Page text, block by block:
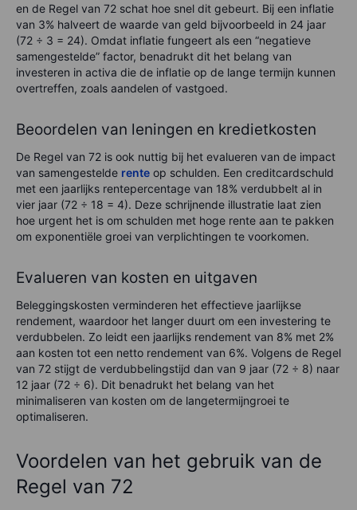
en de Regel van 72 schat hoe snel dit gebeurt. Bij een inflatie
van 3% halveert de waarde van geld bijvoorbeeld in 24 jaar
(72 ÷ 3 = 24). Omdat inflatie fungeert als een “negatieve
samengestelde” factor, benadrukt dit het belang van
investeren in activa die de inflatie op de lange termijn kunnen
overtreffen, zoals aandelen of vastgoed.
Beoordelen van leningen en kredietkosten
De Regel van 72 is ook nuttig bij het evalueren van de impact
van samengestelde rente op schulden. Een creditcardschuld
met een jaarlijks rentepercentage van 18% verdubbelt al in
vier jaar (72 ÷ 18 = 4). Deze schrijnende illustratie laat zien
hoe urgent het is om schulden met hoge rente aan te pakken
om exponentiële groei van verplichtingen te voorkomen.
Evalueren van kosten en uitgaven
Beleggingskosten verminderen het effectieve jaarlijkse
rendement, waardoor het langer duurt om een investering te
verdubbelen. Zo leidt een jaarlijks rendement van 8% met 2%
aan kosten tot een netto rendement van 6%. Volgens de Regel
van 72 stijgt de verdubbelingstijd dan van 9 jaar (72 ÷ 8) naar
12 jaar (72 ÷ 6). Dit benadrukt het belang van het
minimaliseren van kosten om de langetermijngroei te
optimaliseren.
Voordelen van het gebruik van de
Regel van 72